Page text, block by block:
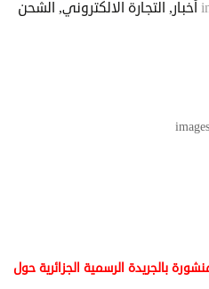
أخبار, التجارة الالكتروني, الشحن
بالجريدة الرسمية الجزائرية حول